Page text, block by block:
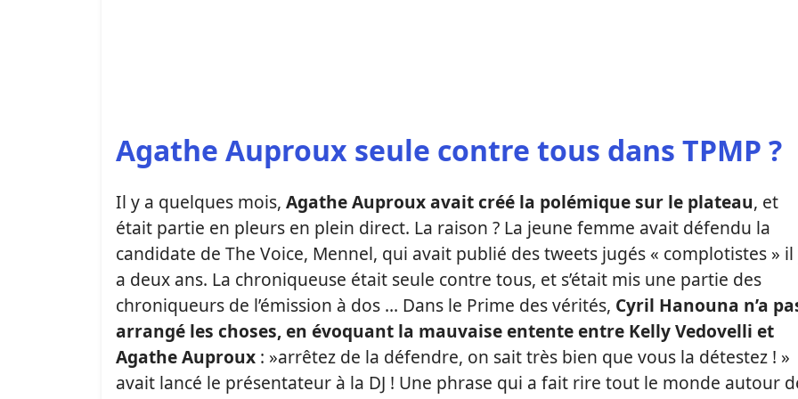
Agathe Auproux seule contre tous dans TPMP ?
Il y a quelques mois, Agathe Auproux avait créé la polémique sur le plateau, et
était partie en pleurs en plein direct. La raison ? La jeune femme avait défendu la
candidate de The Voice, Mennel, qui avait publié des tweets jugés « complotistes » il
a deux ans. La chroniqueuse était seule contre tous, et s’était mis une partie des
chroniqueurs de l’émission à dos … Dans le Prime des vérités, Cyril Hanouna n’a
arrangé les choses, en évoquant la mauvaise entente entre Kelly Vedovelli et
Agathe Auproux : »arrêtez de la défendre, on sait très bien que vous la détestez ! »
avait lancé le présentateur à la DJ ! Une phrase qui a fait rire tout le monde autour